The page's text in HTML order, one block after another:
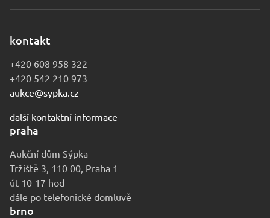
kontakt
+420 608 958 322
+420 542 210 973
aukce@sypka.cz
další kontaktní informace
praha
Aukční dům Sýpka
Tržiště 3, 110 00, Praha 1
út 10-17 hod
dále po telefonické domluvě
brno